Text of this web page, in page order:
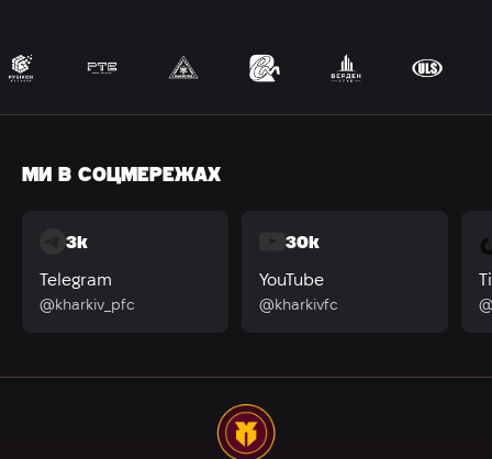
МИ В СОЦМЕРЕЖАХ
3k
Telegram
@kharkiv_pfc
30k
YouTube
@kharkivfc